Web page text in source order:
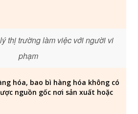
thị trường làm việc với người vi
phạm
hóa, bao bì hàng hóa không có
nguồn gốc nơi sản xuất hoặc